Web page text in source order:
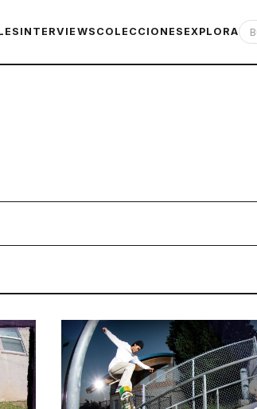
INTERVIEWS COLECCIONES EXPLORA